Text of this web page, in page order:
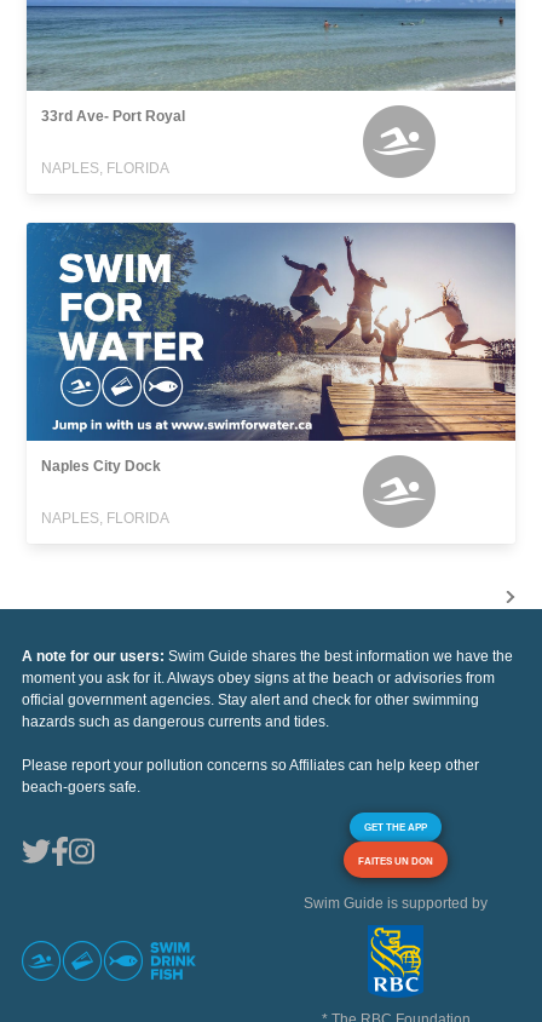
33rd Ave- Port Royal
NAPLES, FLORIDA
Naples City Dock
NAPLES, FLORIDA
A note for our users: Swim Guide shares the best information we have the
moment you ask for it. Always obey signs at the beach or advisories from
official government agencies. Stay alert and check for other swimming
hazards such as dangerous currents and tides.
Please report your pollution concerns so Affiliates can help keep other
beach-goers safe.
GET THE APP
FAITES UN DON
Swim Guide is supported by